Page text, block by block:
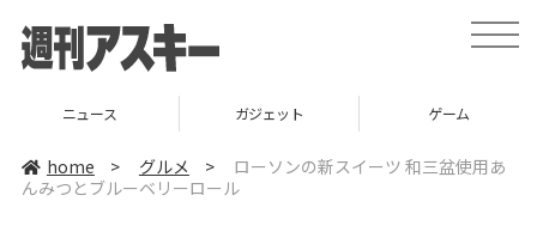
t
o
v
ニュース ガジェット ゲーム
home > グルメ >
ローソンの新スイーツ 和三盆使用あ
んみつとブルーベリーロール